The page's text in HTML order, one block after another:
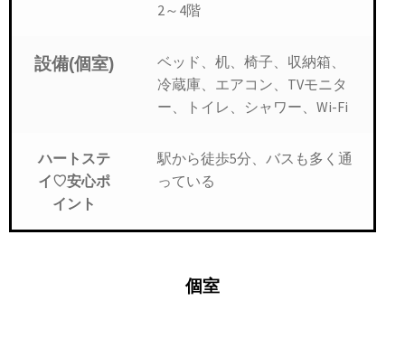
2～4階
設備(個室)
ベッド、机、椅子、収納箱、
冷蔵庫、エアコン、TVモニタ
ー、トイレ、シャワー、Wi-Fi
ハートステ
イ♡安心ポ
イント
駅から徒歩5分、バスも多く通
っている
個室